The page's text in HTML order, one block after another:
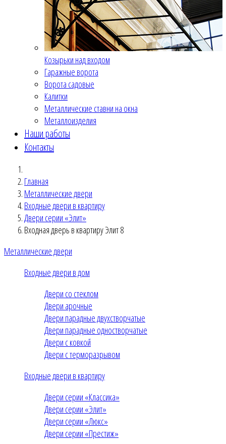
Козырьки над входом
Гаражные ворота
Ворота садовые
Калитки
Металлические ставни на окна
Металлоизделия
Наши работы
Контакты
Главная
Металлические двери
Входные двери в квартиру
Двери серии «Элит»
Входная дверь в квартиру Элит 8
Металлические двери
Входные двери в дом
Двери со стеклом
Двери арочные
Двери парадные двухстворчатые
Двери парадные одностворчатые
Двери с ковкой
Двери с терморазрывом
Входные двери в квартиру
Двери серии «Классика»
Двери серии «Элит»
Двери серии «Люкс»
Двери серии «Престиж»